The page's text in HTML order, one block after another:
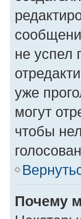
не успел
уже
могут
чтобы
Почему